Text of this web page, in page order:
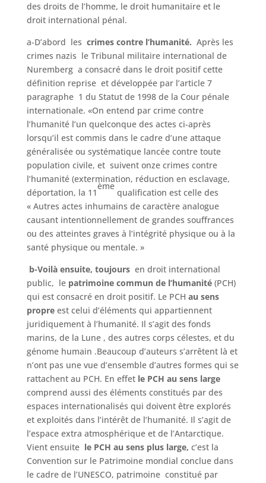
des droits de l’homme, le droit humanitaire et le
droit international pénal.
a-D’abord les crimes contre l’humanité. Après les
crimes nazis le Tribunal militaire international de
Nuremberg a consacré dans le droit positif cette
définition reprise et développée par l’article 7
paragraphe 1 du Statut de 1998 de la Cour pénale
internationale. «On entend par crime contre
l’humanité l’un quelconque des actes ci-après
lorsqu’il est commis dans le cadre d’une attaque
généralisée ou systématique lancée contre toute
population civile, et suivent onze crimes contre
l’humanité (extermination, réduction en esclavage,
déportation, la 11
ème
qualification est celle des
« Autres actes inhumains de caractère analogue
causant intentionnellement de grandes souffrances
ou des atteintes graves à l’intégrité physique ou à la
santé physique ou mentale. »
b-Voilà ensuite, toujours en droit international
public, le patrimoine commun de l’humanité(PCH)
qui est consacré en droit positif. Le PCH au sens
propreest celui d’éléments qui appartiennent
juridiquement à l’humanité. Il s’agit des fonds
marins, de la Lune , des autres corps célestes, et du
génome humain .Beaucoup d’auteurs s’arrêtent là et
n’ont pas une vue d’ensemble d’autres formes qui se
rattachent au PCH. En effet le PCH au sens large
comprend aussi des éléments constitués par des
espaces internationalisés qui doivent être explorés
et exploités dans l’intérêt de l’humanité. Il s’agit de
l’espace extra atmosphérique et de l’Antarctique.
Vient ensuite le PCH au sens plus large, c’est la
Convention sur le Patrimoine mondial conclue dans
le cadre de l’UNESCO, patrimoine constitué par